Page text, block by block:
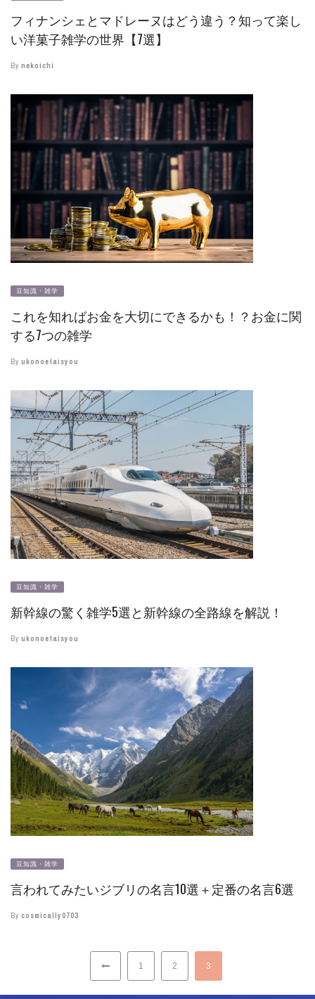
フィナンシェとマドレーヌはどう違う？知って楽し
い洋菓子雑学の世界【7選】
By nekoichi
豆知識・雑学
これを知ればお金を大切にできるかも！？お金に関
する7つの雑学
By ukonoetaisyou
豆知識・雑学
新幹線の驚く雑学5選と新幹線の全路線を解説！
By ukonoetaisyou
豆知識・雑学
言われてみたいジブリの名言10選＋定番の名言6選
By cosmically0703
1 2 3